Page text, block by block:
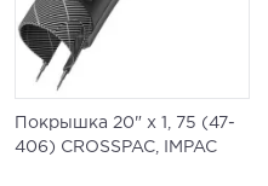
Покрышка 20" x 1, 75 (47-
406) CROSSPAC, IMPAC